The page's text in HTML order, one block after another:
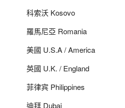
科索沃 Kosovo
羅馬尼亞 Romania
美國 U.S.A / America
英國 U.K. / England
菲律宾 Philippines
迪拜 Dubai